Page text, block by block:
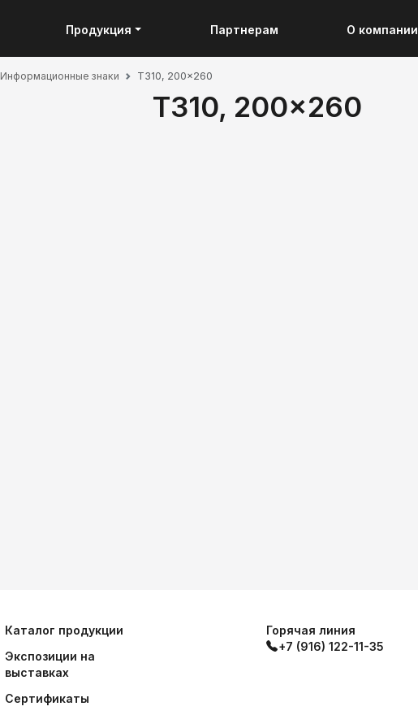
Продукция Партнерам О компании
Информационные знаки T310, 200x260
T310, 200x260
Каталог продукции
Экспозиции на
выставках
Сертификаты
Горячая линия
+7 (916) 122-11-35